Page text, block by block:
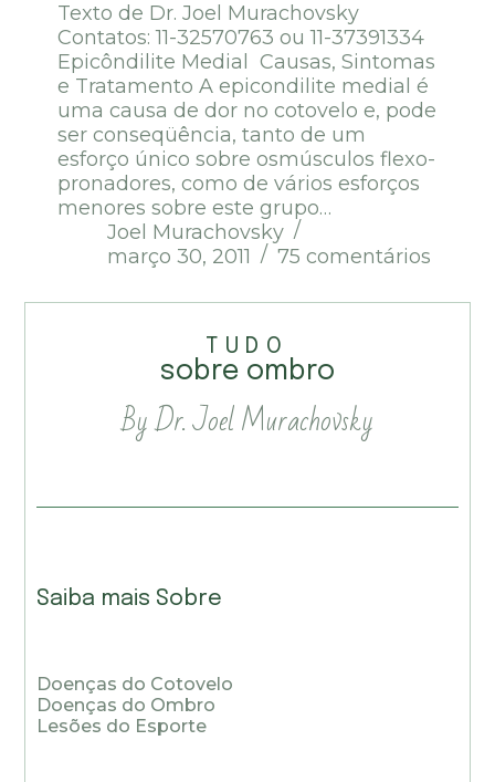
Texto de Dr. Joel Murachovsky
Contatos: 11-32570763 ou 11-37391334
Epicôndilite Medial Causas, Sintomas
e Tratamento A epicondilite medial é
uma causa de dor no cotovelo e, pode
ser conseqüência, tanto de um
esforço único sobre osmúsculos flexo-
pronadores, como de vários esforços
menores sobre este grupo…
Joel Murachovsky
março 30, 2011
75 comentários
TUDO
sobre ombro
By Dr. Joel Murachovsky
Saiba mais Sobre
Doenças do Cotovelo
Doenças do Ombro
Lesões do Esporte